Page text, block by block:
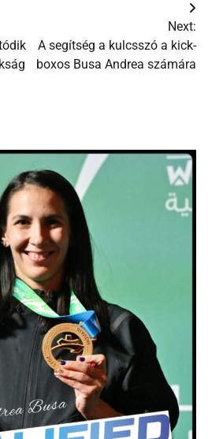
Next:
A segítség a kulcsszó a kick-
boxos Busa Andrea számára